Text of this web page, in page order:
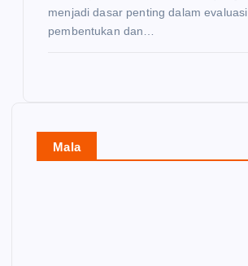
menjadi dasar penting dalam evaluasi
pembentukan dan…
Mala